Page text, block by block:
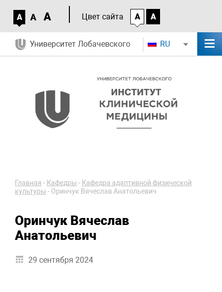
A A A Цвет сайта A A
Университет Лобачевского RU
Главная - Кафедры - Кафедра адаптивной физической
культуры - Оринчук Вячеслав Анатольевич
Оринчук Вячеслав
Анатольевич
29 сентября 2024